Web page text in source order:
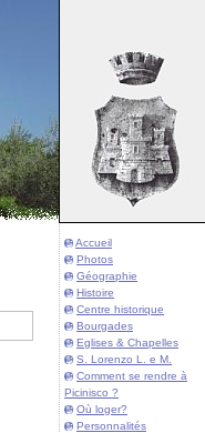
Accueil
Photos
Géographie
Histoire
Centre historique
Bourgades
Eglises & Chapelles
S. Lorenzo L. e M.
Comment se rendre à
Picinisco ?
Où loger?
Personnalités